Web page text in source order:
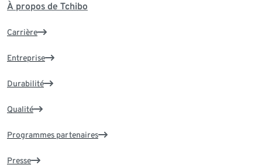
À propos de Tchibo
Carrière
Entreprise
Durabilité
Qualité
Programmes partenaires
Presse